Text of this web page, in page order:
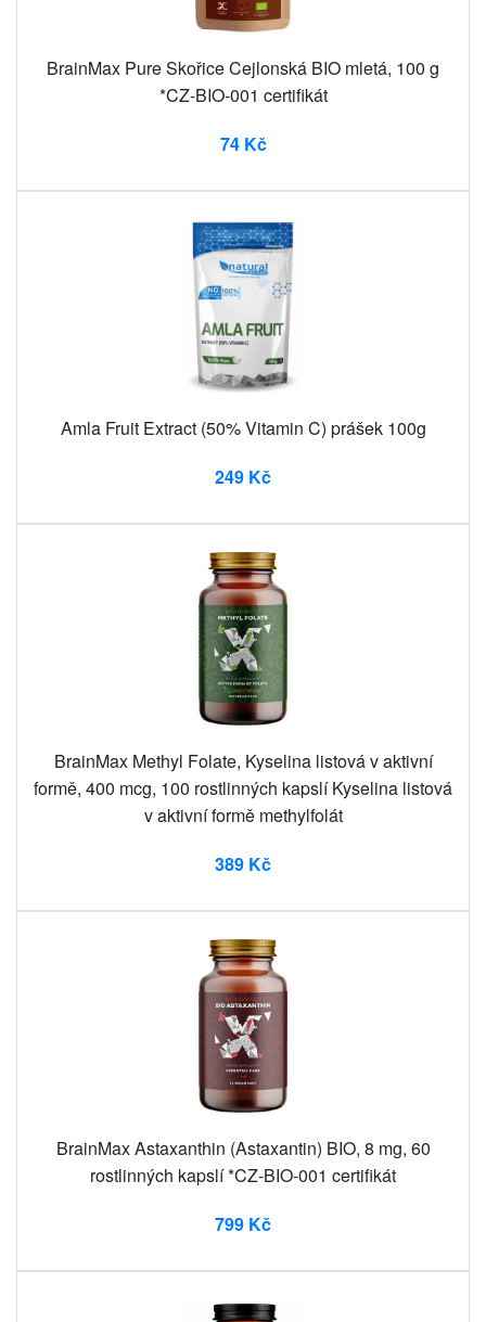
BrainMax Pure Skořice Cejlonská BIO mletá, 100 g
*CZ-BIO-001 certifikát
74 Kč
Amla Fruit Extract (50% Vitamin C) prášek 100g
249 Kč
BrainMax Methyl Folate, Kyselina listová v aktivní
formě, 400 mcg, 100 rostlinných kapslí Kyselina listová
v aktivní formě methylfolát
389 Kč
BrainMax Astaxanthin (Astaxantin) BIO, 8 mg, 60
rostlinných kapslí *CZ-BIO-001 certifikát
799 Kč